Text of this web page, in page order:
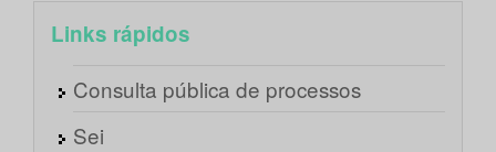
Links rápidos
Consulta pública de processos
Sei